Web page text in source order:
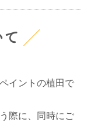
イントの植田で
際に、同時にご